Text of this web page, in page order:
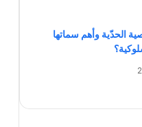
الحدّية وأهم سماتها